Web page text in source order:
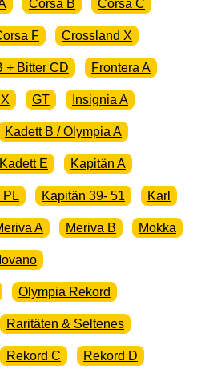
Corsa B Corsa C
F Crossland X
+ Bitter CD Frontera A
GT Insignia A
Kadett B / Olympia A
Kadett E Kapitän A
PL Kapitän 39- 51 Karl
A Meriva B Mokka
Olympia Rekord
Raritäten & Seltenes
Rekord C Rekord D